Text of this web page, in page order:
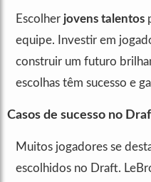
Escolher jovens talentos
equipe. Investir em
construir um futuro
escolhas têm sucesso e
Casos de sucesso no
Muitos jogadores se
escolhidos no Draft.